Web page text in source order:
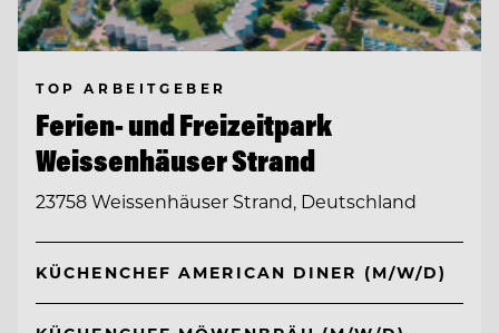
TOP ARBEITGEBER
Ferien- und Freizeitpark
Weissenhäuser Strand
23758 Weissenhäuser Strand, Deutschland
KÜCHENCHEF AMERICAN DINER (M/W/D)